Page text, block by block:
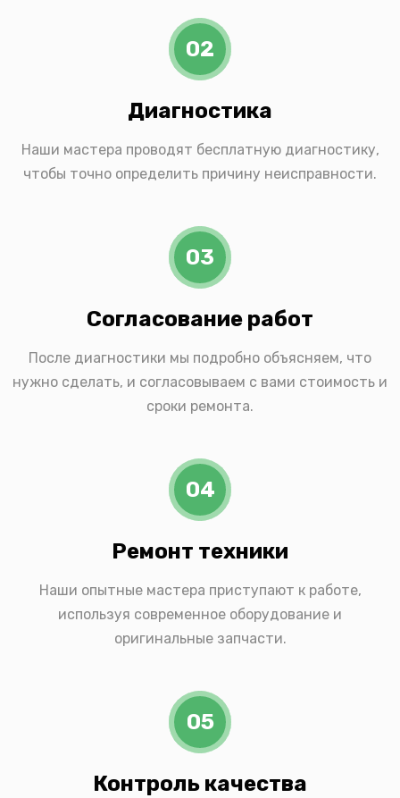
02
Диагностика
Наши мастера проводят бесплатную диагностику,
чтобы точно определить причину неисправности.
03
Согласование работ
После диагностики мы подробно объясняем, что
нужно сделать, и согласовываем с вами стоимость и
сроки ремонта.
04
Ремонт техники
Наши опытные мастера приступают к работе,
используя современное оборудование и
оригинальные запчасти.
05
Контроль качества